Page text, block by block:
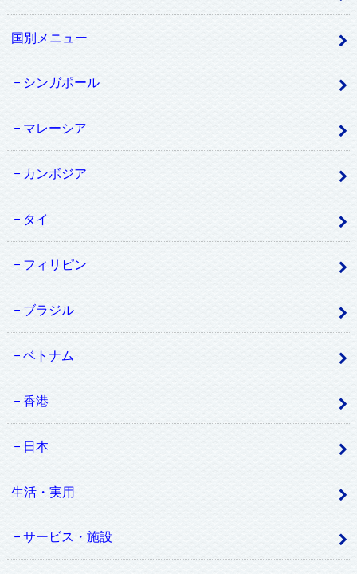
国別メニュー
シンガポール
マレーシア
カンボジア
タイ
フィリピン
ブラジル
ベトナム
香港
日本
生活・実用
サービス・施設